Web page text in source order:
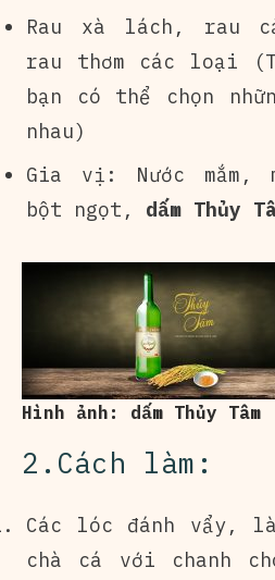
Rau xà lách, rau
rau thơm các loại
bạn có thể chọn
nhau)
Gia vị: Nước
bột ngọt, dấm Thủy
Hình ảnh: dấm Thủy Tâm
2.Cách làm:
Các lóc đánh vẩy,
chà cá với chanh